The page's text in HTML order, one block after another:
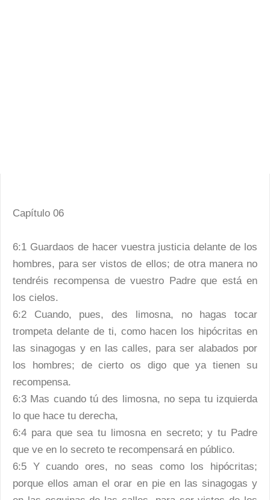
Capítulo 06
6:1 Guardaos de hacer vuestra justicia delante de los
hombres, para ser vistos de ellos; de otra manera no
tendréis recompensa de vuestro Padre que está en
los cielos.
6:2 Cuando, pues, des limosna, no hagas tocar
trompeta delante de ti, como hacen los hipócritas en
las sinagogas y en las calles, para ser alabados por
los hombres; de cierto os digo que ya tienen su
recompensa.
6:3 Mas cuando tú des limosna, no sepa tu izquierda
lo que hace tu derecha,
6:4 para que sea tu limosna en secreto; y tu Padre
que ve en lo secreto te recompensará en público.
6:5 Y cuando ores, no seas como los hipócritas;
porque ellos aman el orar en pie en las sinagogas y